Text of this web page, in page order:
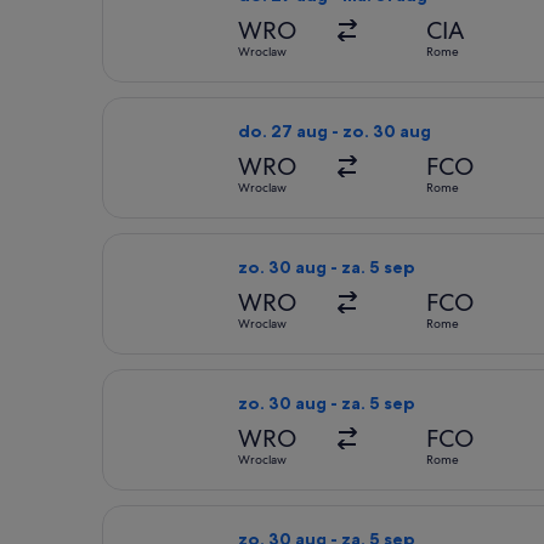
WRO
Wroclaw
CIA
Rome
do. 27 aug - zo. 30 aug
WRO
Wroclaw
FCO
Rome
zo. 30 aug - za. 5 sep
WRO
Wroclaw
FCO
Rome
zo. 30 aug - za. 5 sep
WRO
Wroclaw
FCO
Rome
zo. 30 aug - za. 5 sep